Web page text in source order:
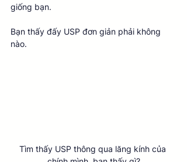
giống bạn.
Bạn thấy đấy USP đơn giản phải không
nào.
Tìm thấy USP thông qua lăng kính của